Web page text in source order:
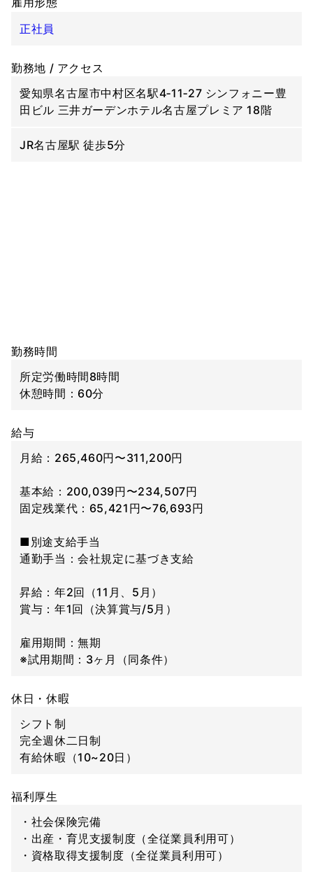
正社員
勤務地 / アクセス
愛知県名古屋市中村区名駅4‐11‐27 シンフォニー豊
田ビル 三井ガーデンホテル名古屋プレミア 18階
JR名古屋駅 徒歩5分
勤務時間
所定労働時間8時間
休憩時間：60分
給与
月給：265,460円〜311,200円
基本給：200,039円〜234,507円
固定残業代：65,421円〜76,693円
■別途支給手当
通勤手当：会社規定に基づき支給
昇給：年2回（11月、5月）
賞与：年1回（決算賞与/5月）
雇用期間：無期
※試用期間：3ヶ月（同条件）
休日・休暇
シフト制
完全週休二日制
有給休暇（10~20日）
福利厚生
・社会保険完備
・出産・育児支援制度（全従業員利用可）
・資格取得支援制度（全従業員利用可）